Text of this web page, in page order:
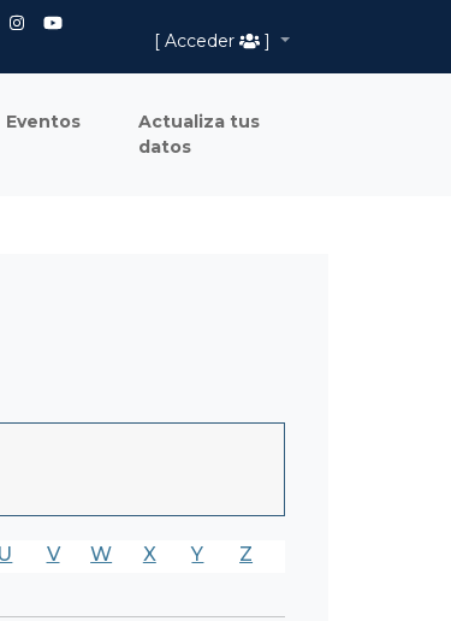
[ Acceder
]
Eventos
Actualiza tus
datos
U V W X Y Z